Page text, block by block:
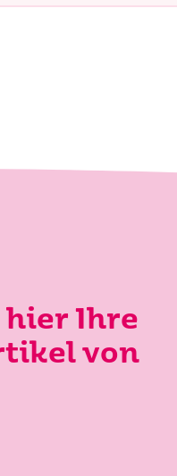
hier Ihre
von